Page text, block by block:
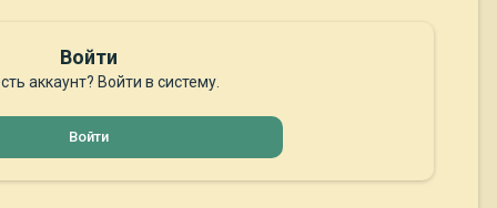
Войти
аккаунт? Войти в систему.
Войти